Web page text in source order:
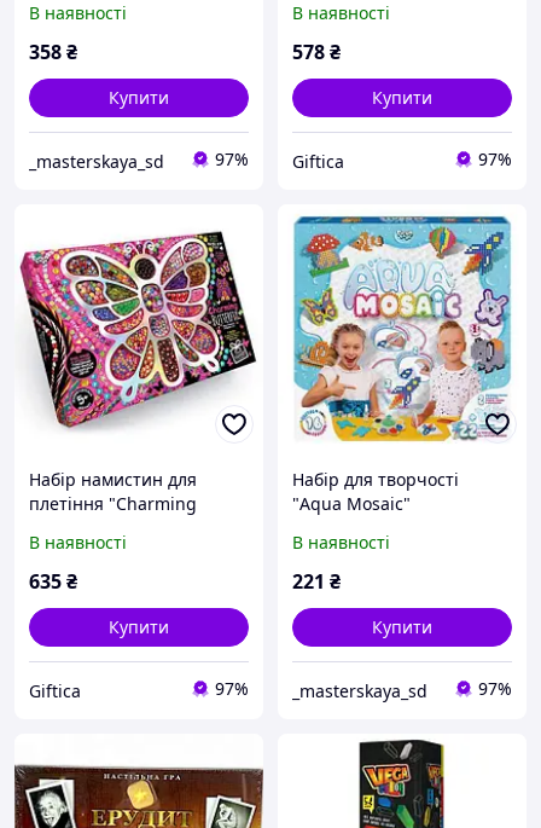
В наявності
358₴
Купити
_masterskaya_sd 97%
В наявності
578₴
Купити
Giftica 97%
Набір намистин для
плетіння "Charming
В наявності
635₴
Купити
Giftica 97%
Набір для творчості
"Aqua Mosaic"
В наявності
221 ₴
Купити
_masterskaya_sd 97%